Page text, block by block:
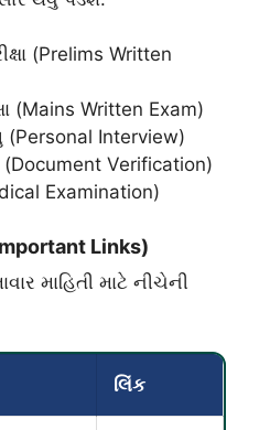
(Prelims Written
(Mains Written Exam)
(Personal Interview)
Verification)
Examination)
Links)
માહિતી માટે નીચેની
લિંક